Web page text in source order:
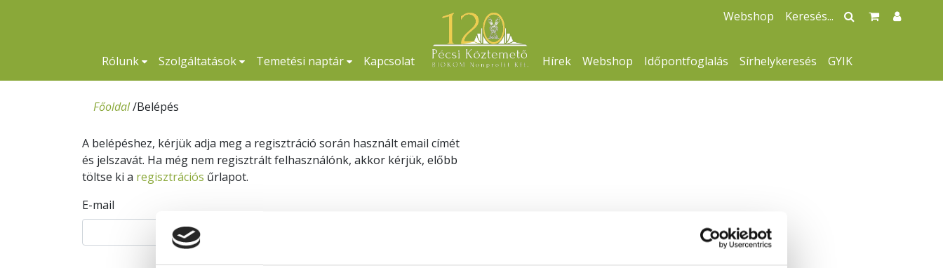
Rólunk Szolgáltatások Temetési naptár Kapcsolat Hírek Webshop Időpontfoglalás Sírhelykeresés GYIK
Webshop
Főoldal/Belépés
A belépéshez, kérjük adja meg a regisztráció során használt email címét
és jelszavát. Ha még nem regisztrált felhasználónk, akkor kérjük, előbb
töltse ki a regisztrációs űrlapot.
E-mail